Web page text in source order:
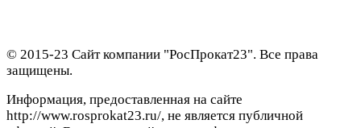
© 2015-23 Сайт компании "РосПрокат23". Все права
защищены.
Информация, предоставленная на сайте
http://www.rosprokat23.ru/, не является публичной